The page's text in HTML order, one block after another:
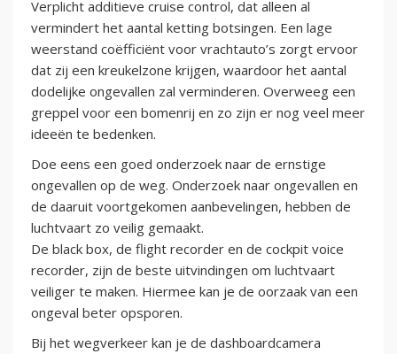
Verplicht additieve cruise control, dat alleen al
vermindert het aantal ketting botsingen. Een lage
weerstand coëfficiënt voor vrachtauto’s zorgt ervoor
dat zij een kreukelzone krijgen, waardoor het aantal
dodelijke ongevallen zal verminderen. Overweeg een
greppel voor een bomenrij en zo zijn er nog veel meer
ideeën te bedenken.
Doe eens een goed onderzoek naar de ernstige
ongevallen op de weg. Onderzoek naar ongevallen en
de daaruit voortgekomen aanbevelingen, hebben de
luchtvaart zo veilig gemaakt.
De black box, de flight recorder en de cockpit voice
recorder, zijn de beste uitvindingen om luchtvaart
veiliger te maken. Hiermee kan je de oorzaak van een
ongeval beter opsporen.
Bij het wegverkeer kan je de dashboardcamera